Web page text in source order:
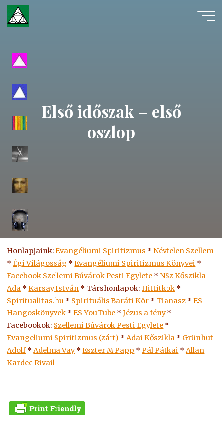
Skip
content
Első időszak – első
oszlop
Honlapjaink:Evangéliumi Spiritizmus * Névtelen Szellem
*Égi Világosság *Evangéliumi Spiritizmus Könyvei *
Facebook Szellemi Búvárok Pesti Egylete * NSz Kőszikla
Ada *Karsay István * Társhonlapok:Hittitkok *
Spiritualitas.hu * Spirituális Baráti Kör * Tianasz *ES
Hangoskönyvek *ESYouTube *Jézus a fény *
Facebookok: Szellemi Búvárok Pesti Egylete *
Evangeliumi Spiritizmus (zárt) *Adai Kőszikla * Grünhut
Adolf *Adelma Vay *Eszter M Papp *Pál Pátkai *Allan
Kardec Rivail